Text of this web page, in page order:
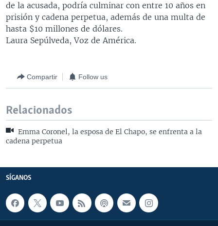
de la acusada, podría culminar con entre 10 años en
prisión y cadena perpetua, además de una multa de
hasta $10 millones de dólares.
Laura Sepúlveda, Voz de América.
Compartir Follow us
Relacionados
Emma Coronel, la esposa de El Chapo, se enfrenta a la
cadena perpetua
SÍGANOS